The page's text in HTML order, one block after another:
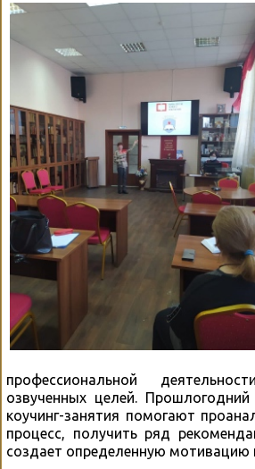
профессиональной
озвученных целей.
коучинг-занятия помогают
процесс, получить ряд
создает определенную мотивацию